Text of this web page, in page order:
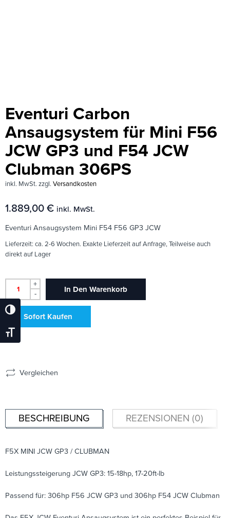
Umschalten Auf Hohe Kontraste
Schrift Vergrößern
Eventuri Carbon
Ansaugsystem für Mini F56
JCW GP3 und F54 JCW
Clubman 306PS
inkl. MwSt. zzgl. Versandkosten
1.889,00 € inkl. MwSt.
Eventuri Ansaugsystem Mini F54 F56 GP3 JCW
Lieferzeit: ca. 2-6 Wochen. Exakte Lieferzeit auf Anfrage, Teilweise auch
direkt auf Lager
+
-
In Den Warenkorb
Sofort Kaufen
Vergleichen
BESCHREIBUNG REZENSIONEN (0)
F5X MINI JCW GP3 / CLUBMAN
Leistungssteigerung JCW GP3: 15-18hp, 17-20ft-lb
Passend für: 306hp F56 JCW GP3 und 306hp F54 JCW Clubman